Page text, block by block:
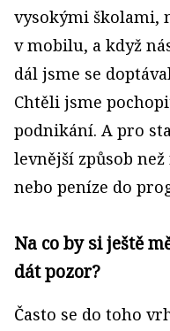
vysokými školami,
v mobilu, a když
dál jsme se
Chtěli jsme
podnikání. A pro
levnější způsob
nebo peníze do
Na co by si ještě
dát pozor?
Často se do toho